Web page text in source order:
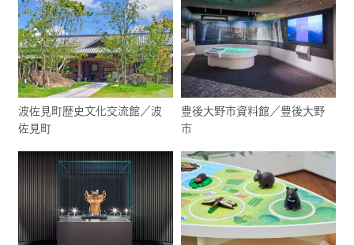
波佐見町歴史文化交流館／波
佐見町
豊後大野市資料館／豊後大野
市